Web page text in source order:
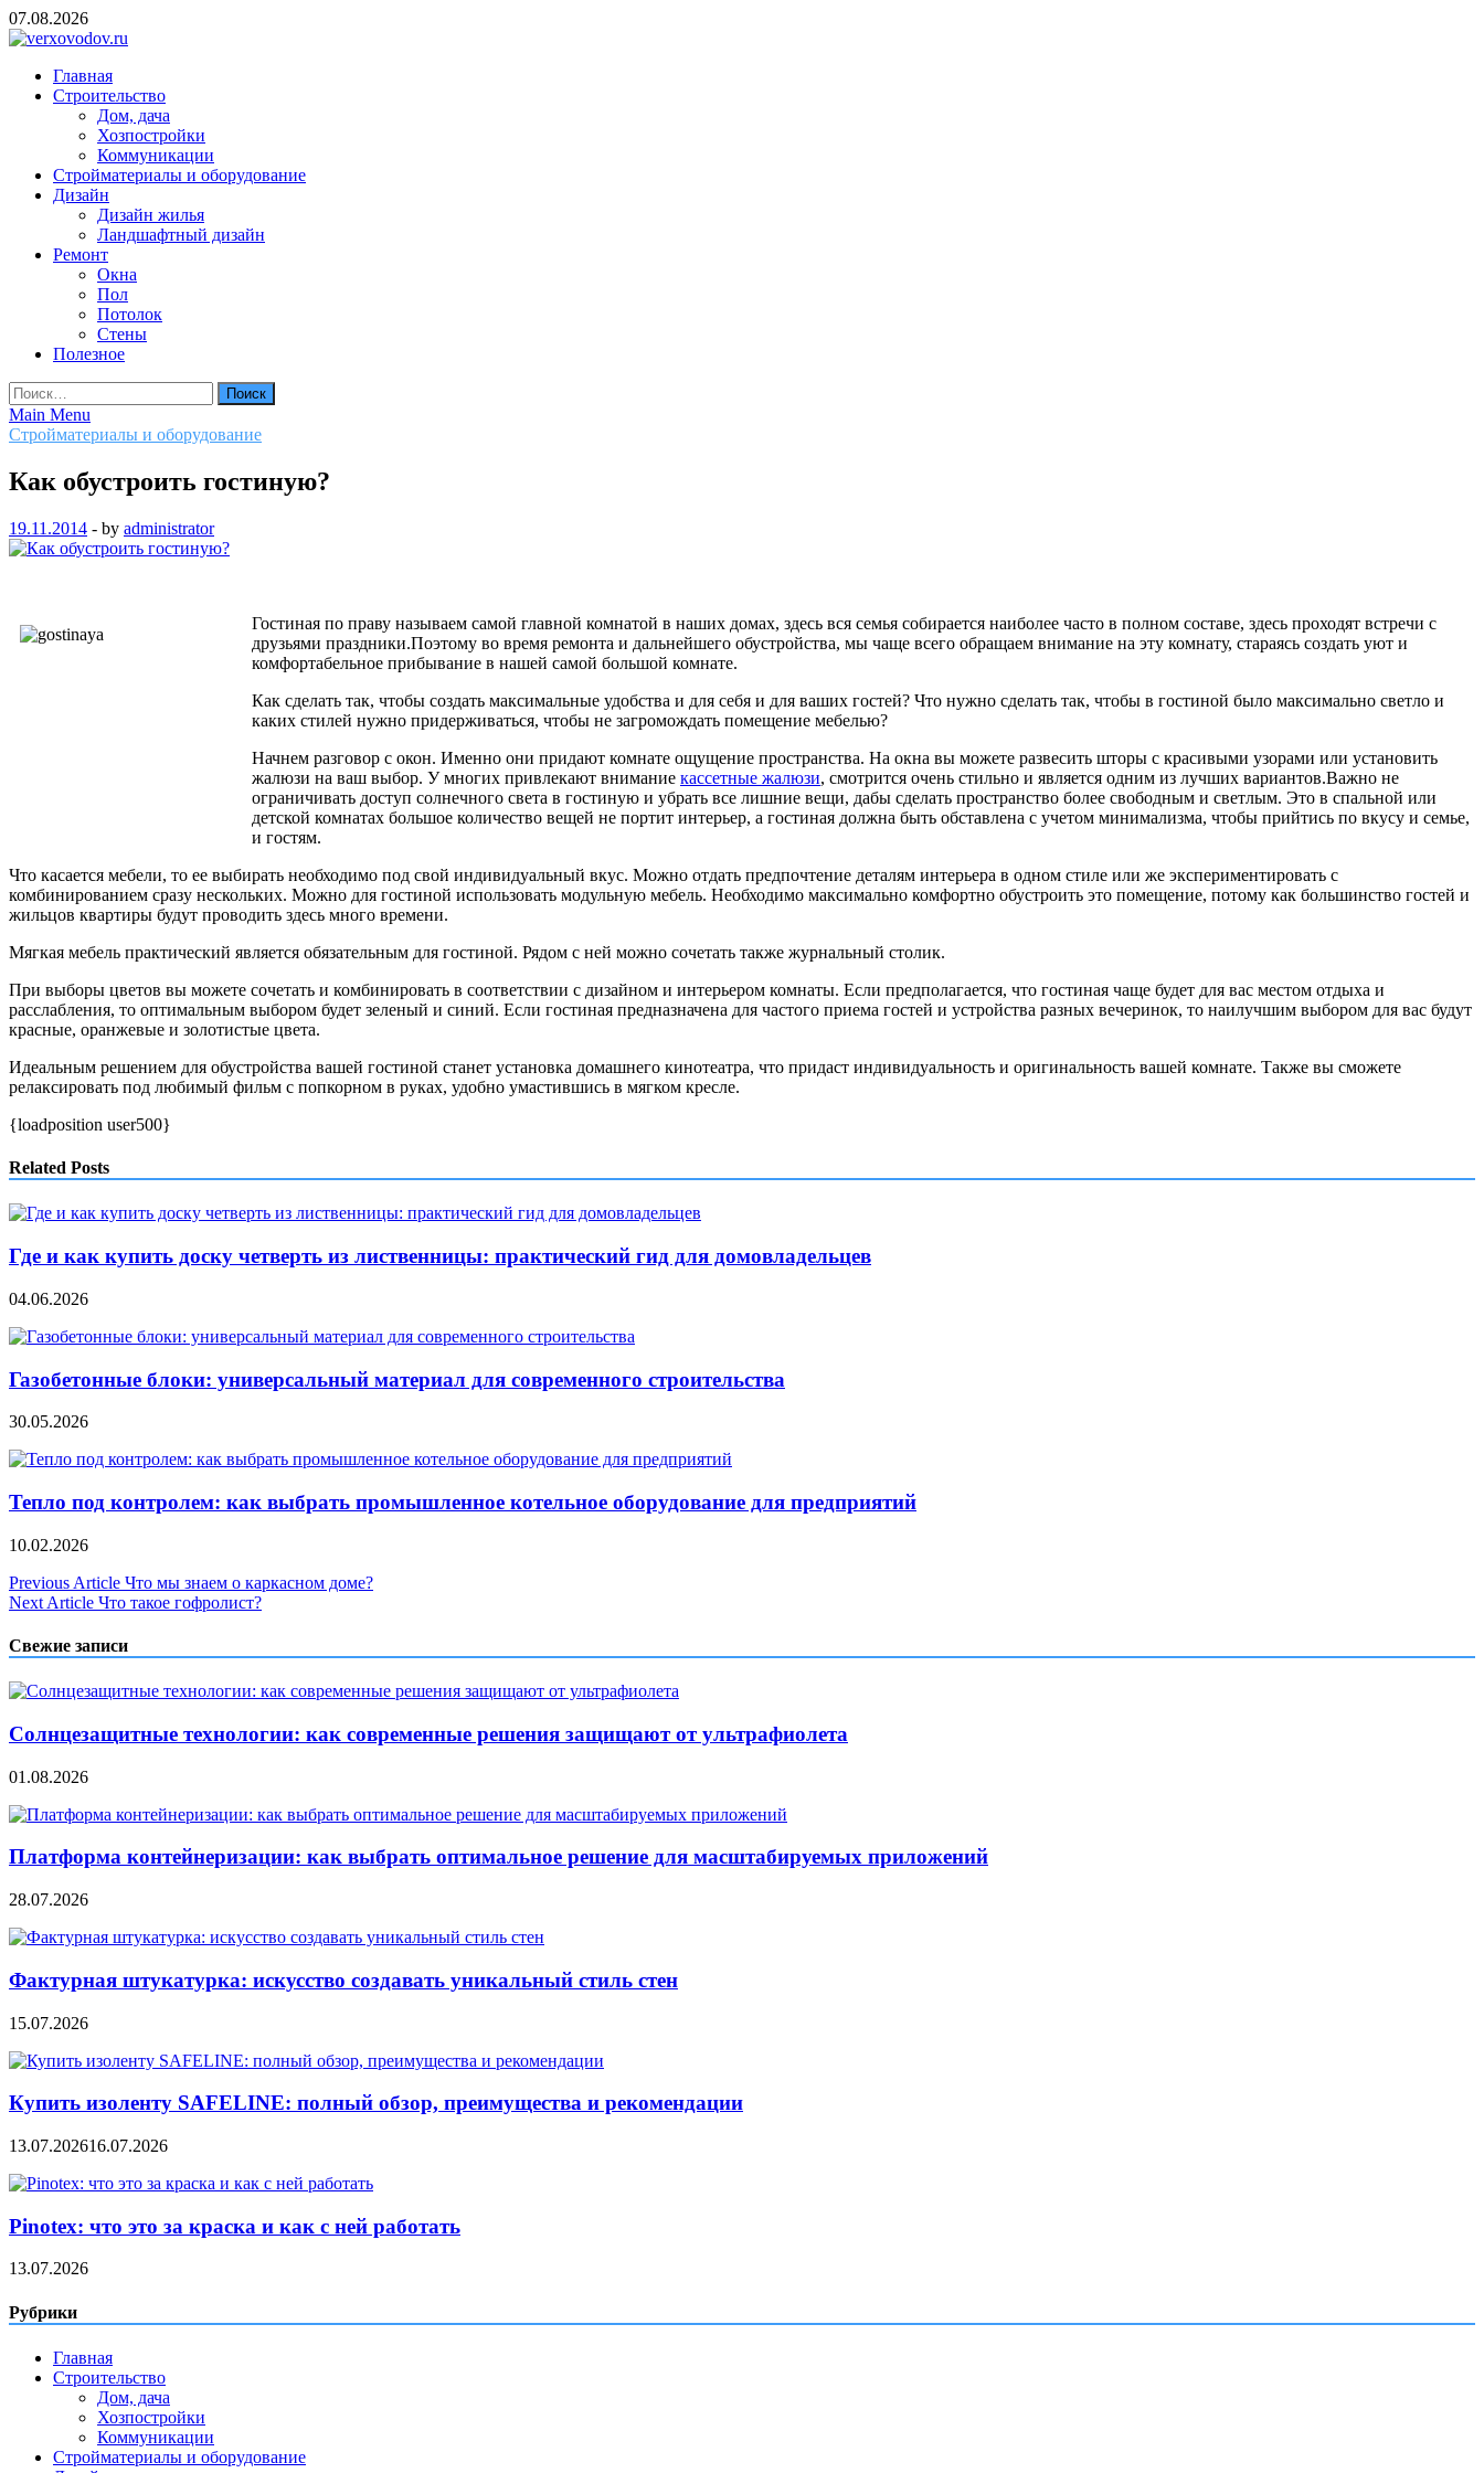
Skip
to
07.08.2026
verxovodov.ru
Ремонт и строительство
Главная
Строительство
Дом, дача
Хозпостройки
Коммуникации
Стройматериалы и оборудование
Дизайн
Дизайн жилья
Ландшафтный дизайн
Ремонт
Окна
Пол
Потолок
Стены
Полезное
Найти:
Main Menu
Стройматериалы и оборудование
Как обустроить гостиную?
19.11.2014 - by administrator
Гостиная по праву называем самой главной комнатой в наших домах, здесь вся семья собирается наиболее часто в полном составе, здесь проходят встречи с
друзьями праздники.Поэтому во время ремонта и дальнейшего обустройства, мы чаще всего обращаем внимание на эту комнату, стараясь создать уют и
комфортабельное прибывание в нашей самой большой комнате.
Как сделать так, чтобы создать максимальные удобства и для себя и для ваших гостей? Что нужно сделать так, чтобы в гостиной было максимально светло и
каких стилей нужно придерживаться, чтобы не загромождать помещение мебелью?
Начнем разговор с окон. Именно они придают комнате ощущение пространства. На окна вы можете развесить шторы с красивыми узорами или установить
жалюзи на ваш выбор. У многих привлекают внимание кассетные жалюзи, смотрится очень стильно и является одним из лучших вариантов.Важно не
ограничивать доступ солнечного света в гостиную и убрать все лишние вещи, дабы сделать пространство более свободным и светлым. Это в спальной или
детской комнатах большое количество вещей не портит интерьер, а гостиная должна быть обставлена с учетом минимализма, чтобы прийтись по вкусу и семье,
и гостям.
Что касается мебели, то ее выбирать необходимо под свой индивидуальный вкус. Можно отдать предпочтение деталям интерьера в одном стиле или же экспериментировать с
комбинированием сразу нескольких. Можно для гостиной использовать модульную мебель. Необходимо максимально комфортно обустроить это помещение, потому как большинство гостей и
жильцов квартиры будут проводить здесь много времени.
Мягкая мебель практический является обязательным для гостиной. Рядом с ней можно сочетать также журнальный столик.
При выборы цветов вы можете сочетать и комбинировать в соответствии с дизайном и интерьером комнаты. Если предполагается, что гостиная чаще будет для вас местом отдыха и
расслабления, то оптимальным выбором будет зеленый и синий. Если гостиная предназначена для частого приема гостей и устройства разных вечеринок, то наилучшим выбором для вас будут
красные, оранжевые и золотистые цвета.
Идеальным решением для обустройства вашей гостиной станет установка домашнего кинотеатра, что придаст индивидуальность и оригинальность вашей комнате. Также вы сможете
релаксировать под любимый фильм с попкорном в руках, удобно умастившись в мягком кресле.
{loadposition user500}
Related Posts
Где и как купить доску четверть из лиственницы: практический гид для домовладельцев
04.06.2026
Газобетонные блоки: универсальный материал для современного строительства
30.05.2026
Тепло под контролем: как выбрать промышленное котельное оборудование для предприятий
10.02.2026
Навигация
по
записям
Previous Article Что мы знаем о каркасном доме?
Next Article Что такое гофролист?
Свежие записи
Солнцезащитные технологии: как современные решения защищают от ультрафиолета
01.08.2026
Платформа контейнеризации: как выбрать оптимальное решение для масштабируемых приложений
28.07.2026
Фактурная штукатурка: искусство создавать уникальный стиль стен
15.07.2026
Купить изоленту SAFELINE: полный обзор, преимущества и рекомендации
13.07.202616.07.2026
Pinotex: что это за краска и как с ней работать
13.07.2026
Рубрики
Главная
Строительство
Дом, дача
Хозпостройки
Коммуникации
Стройматериалы и оборудование